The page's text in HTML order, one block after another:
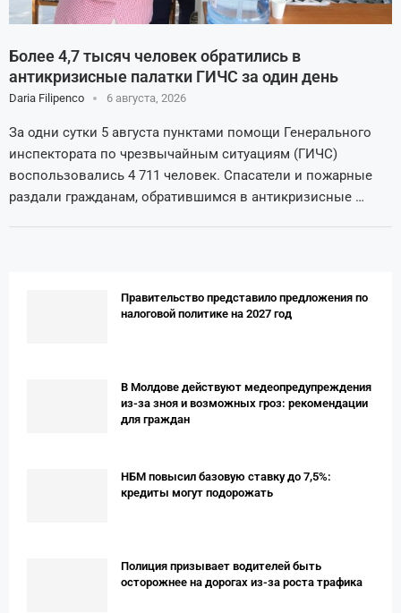
Более 4,7 тысяч человек обратились в
антикризисные палатки ГИЧС за один день
Daria Filipenco 6 августа, 2026
За одни сутки 5 августа пунктами помощи Генерального
инспектората по чрезвычайным ситуациям (ГИЧС)
воспользовались 4 711 человек. Спасатели и пожарные
раздали гражданам, обратившимся в антикризисные …
Правительство представило предложения по
налоговой политике на 2027 год
В Молдове действуют медеопредупреждения
из-за зноя и возможных гроз: рекомендации
для граждан
НБМ повысил базовую ставку до 7,5%:
кредиты могут подорожать
Полиция призывает водителей быть
осторожнее на дорогах из-за роста трафика